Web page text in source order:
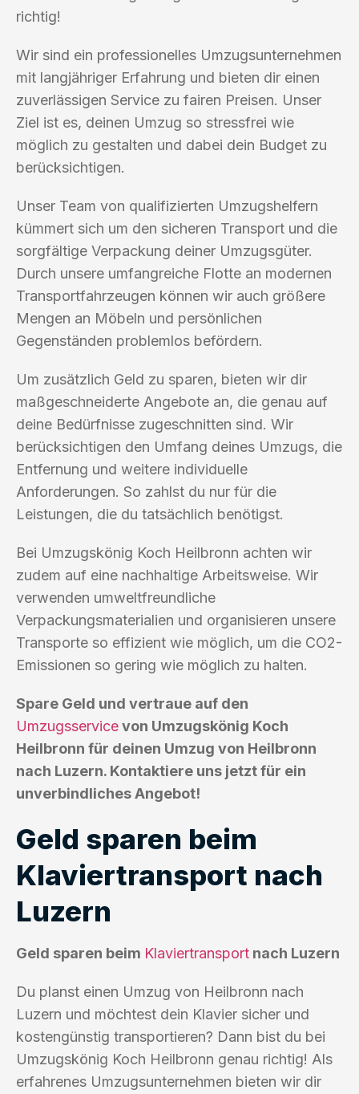
richtig!
Wir sind ein professionelles Umzugsunternehmen
mit langjähriger Erfahrung und bieten dir einen
zuverlässigen Service zu fairen Preisen. Unser
Ziel ist es, deinen Umzug so stressfrei wie
möglich zu gestalten und dabei dein Budget zu
berücksichtigen.
Unser Team von qualifizierten Umzugshelfern
kümmert sich um den sicheren Transport und die
sorgfältige Verpackung deiner Umzugsgüter.
Durch unsere umfangreiche Flotte an modernen
Transportfahrzeugen können wir auch größere
Mengen an Möbeln und persönlichen
Gegenständen problemlos befördern.
Um zusätzlich Geld zu sparen, bieten wir dir
maßgeschneiderte Angebote an, die genau auf
deine Bedürfnisse zugeschnitten sind. Wir
berücksichtigen den Umfang deines Umzugs, die
Entfernung und weitere individuelle
Anforderungen. So zahlst du nur für die
Leistungen, die du tatsächlich benötigst.
Bei Umzugskönig Koch Heilbronn achten wir
zudem auf eine nachhaltige Arbeitsweise. Wir
verwenden umweltfreundliche
Verpackungsmaterialien und organisieren unsere
Transporte so effizient wie möglich, um die CO2-
Emissionen so gering wie möglich zu halten.
Spare Geld und vertraue auf den
Umzugsservicevon Umzugskönig Koch
Heilbronn für deinen Umzug von Heilbronn
nach Luzern. Kontaktiere uns jetzt für ein
unverbindliches Angebot!
Geld sparen beim
Klaviertransport nach
Luzern
Geld sparen beim Klaviertransport nach Luzern
Du planst einen Umzug von Heilbronn nach
Luzern und möchtest dein Klavier sicher und
kostengünstig transportieren? Dann bist du bei
Umzugskönig Koch Heilbronn genau richtig! Als
erfahrenes Umzugsunternehmen bieten wir dir